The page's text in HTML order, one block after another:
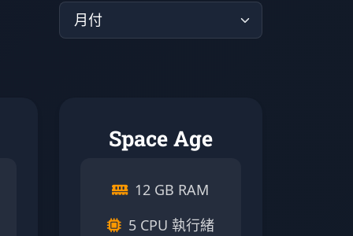
Space Age
12 GB RAM
5 CPU 執行緒